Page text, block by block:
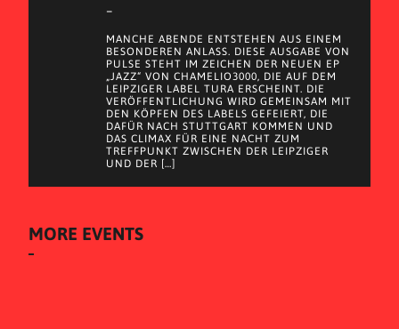
–
MANCHE ABENDE ENTSTEHEN AUS EINEM
BESONDEREN ANLASS. DIESE AUSGABE VON
PULSE STEHT IM ZEICHEN DER NEUEN EP
„JAZZ“ VON CHAMELIO3000, DIE AUF DEM
LEIPZIGER LABEL TURA ERSCHEINT. DIE
VERÖFFENTLICHUNG WIRD GEMEINSAM MIT
DEN KÖPFEN DES LABELS GEFEIERT, DIE
DAFÜR NACH STUTTGART KOMMEN UND
DAS CLIMAX FÜR EINE NACHT ZUM
TREFFPUNKT ZWISCHEN DER LEIPZIGER
UND DER […]
MORE EVENTS